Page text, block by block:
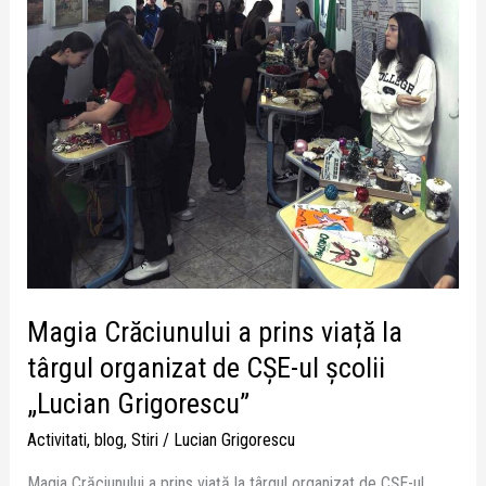
Magia Crăciunului a prins viață la
târgul organizat de CȘE-ul școlii
„Lucian Grigorescu”
Activitati, blog, Stiri/ Lucian Grigorescu
organizat
de
CȘE-
școlii
„Lucian
Grigorescu”